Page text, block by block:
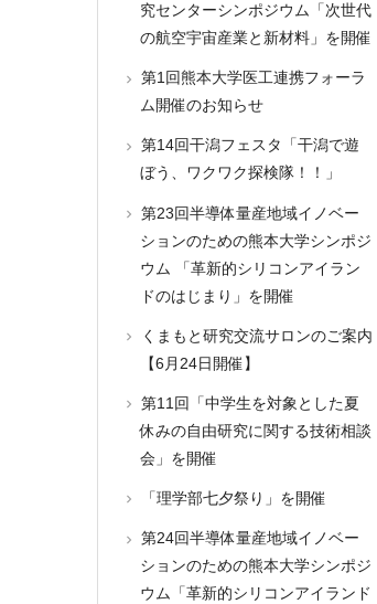
究センターシンポジウム「次世代
の航空宇宙産業と新材料」を開催
第1回熊本大学医工連携フォーラ
ム開催のお知らせ
第14回干潟フェスタ「干潟で遊
ぼう、ワクワク探検隊！！」
第23回半導体量産地域イノベー
ションのための熊本大学シンポジ
ウム 「革新的シリコンアイラン
ドのはじまり」を開催
くまもと研究交流サロンのご案内
【6月24日開催】
第11回「中学生を対象とした夏
休みの自由研究に関する技術相談
会」を開催
「理学部七夕祭り」を開催
第24回半導体量産地域イノベー
ションのための熊本大学シンポジ
ウム「革新的シリコンアイランド